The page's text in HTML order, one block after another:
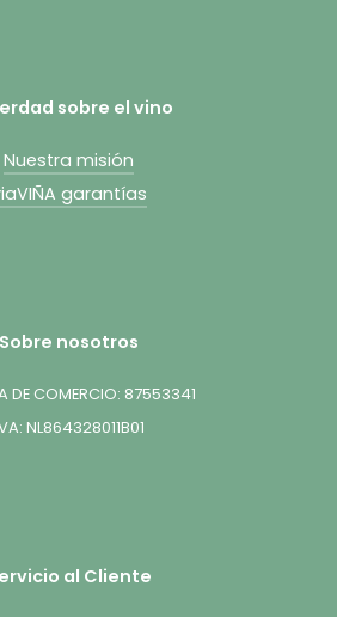
sobre el vino
Nuestra misión
garantías
Sobre nosotros
DE COMERCIO: 87553341
NL864328011B01
al Cliente